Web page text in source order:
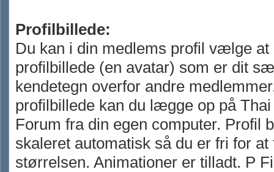
Profilbillede:
Du kan i din medlems profil vælge at
profilbillede (en avatar) som er dit
kendetegn overfor andre
profilbillede kan du lægge op på
Forum fra din egen computer. Profil
skaleret automatisk så du er fri for
størrelsen. Animationer er tilladt. P